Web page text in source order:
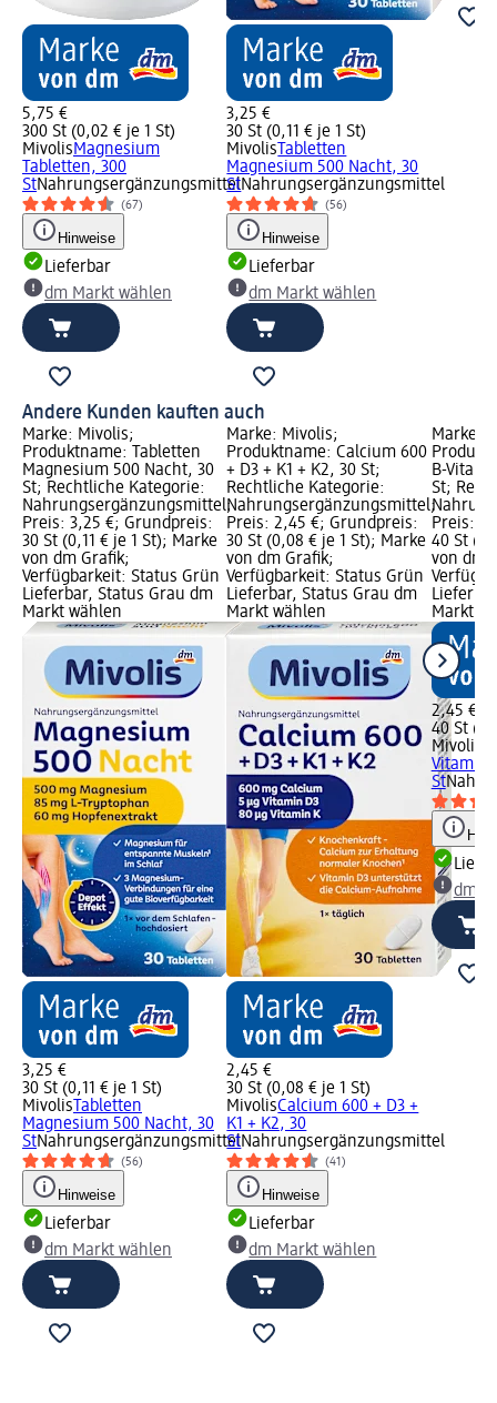
5,75 €
300 St (0,02 € je 1 St)
MivolisMagnesium
Tabletten, 300
StNahrungsergänzungsmittel
(67)
Hinweise
Lieferbar
dm Markt wählen
3,25 €
30 St (0,11 € je 1 St)
Mivolis Tabletten
Magnesium 500 Nacht, 30
StNahrungsergänzungsmittel
(56)
Hinweise
Lieferbar
dm Markt wählen
Andere Kunden kauften auch
Marke: Mivolis;
Produktname: Tabletten
Magnesium 500 Nacht, 30
St; Rechtliche Kategorie:
Nahrungsergänzungsmittel;
Preis: 3,25 €; Grundpreis:
30 St (0,11 € je 1 St); Marke
von dm Grafik;
Verfügbarkeit: Status Grün
Lieferbar, Status Grau dm
Markt wählen
3,25 €
30 St (0,11 € je 1 St)
Mivolis Tabletten
Magnesium 500 Nacht, 30
StNahrungsergänzungsmittel
(56)
Hinweise
Lieferbar
dm Markt wählen
Marke: Mivolis;
Produktname: Calcium 600
+ D3 + K1 + K2, 30 St;
Rechtliche Kategorie:
Nahrungsergänzungsmittel;
Preis: 2,45 €; Grundpreis:
30 St (0,08 € je 1 St); Marke
von dm Grafik;
Verfügbarkeit: Status Grün
Lieferbar, Status Grau dm
Markt wählen
2,45 €
30 St (0,08 € je 1 St)
MivolisCalcium 600 + D3 +
K1 + K2, 30
StNahrungsergänzungsmittel
(41)
Hinweise
Lieferbar
dm Markt wählen
Marke:
B-
St;
Preis:
40 St
von dm
Markt
2,45 €
40 St
Mivolis
St
dm